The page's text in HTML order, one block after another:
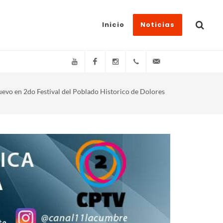
Inicio Noticias
YouTube FacebookInstagram(+54)(9)3548-576073
en 2do Festival del Poblado Historico de Dolores